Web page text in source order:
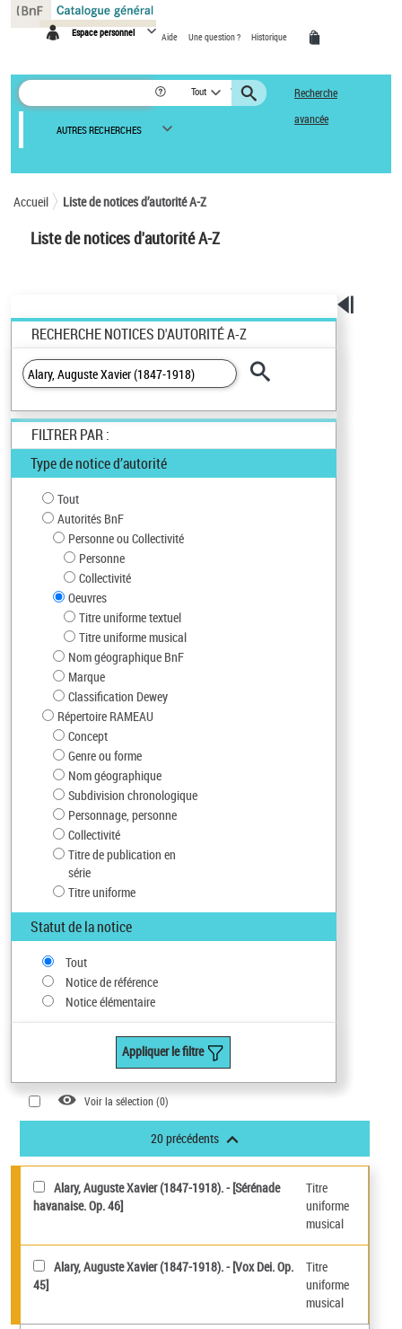
Espace personnel Aide Une question ? Historique
Tout
Recherche
avancée
AUTRES RECHERCHES
Accueil Liste de notices d’autorité A-Z
Liste de notices d'autorité A-Z
RECHERCHE NOTICES D'AUTORITÉ A-Z
FILTRER PAR :
Type de notice d’autorité
Tout
Autorités BnF
Personne ou Collectivité
Personne
Collectivité
Oeuvres
Titre uniforme textuel
Titre uniforme musical
Nom géographique BnF
Marque
Classification Dewey
Répertoire RAMEAU
Concept
Genre ou forme
Nom géographique
Subdivision chronologique
Personnage, personne
Collectivité
Titre de publication en
série
Titre uniforme
Statut de la notice
Tout
Notice de référence
Notice élémentaire
Appliquer le filtre
Voir la sélection (0)
20 précédents
Alary, Auguste Xavier (1847-1918). - [Sérénade
havanaise. Op. 46]
Titre
uniforme
musical
Alary, Auguste Xavier (1847-1918). - [Vox Dei. Op.
45]
Titre
uniforme
musical
Panneau de gestion des cookies